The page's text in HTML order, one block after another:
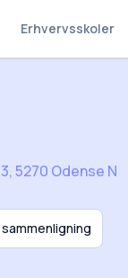
Erhvervsskoler
5270 Odense N